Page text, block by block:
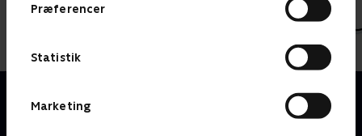
Præferencer
Statistik
Marketing
En samling af små kortfilm for de yngste børn i